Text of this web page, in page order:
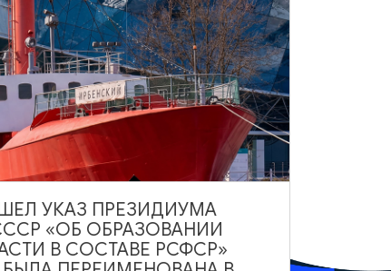
САЙТЕ
УКАЗ ПРЕЗИДИУМА
«ОБ ОБРАЗОВАНИИ
В СОСТАВЕ РСФСР»